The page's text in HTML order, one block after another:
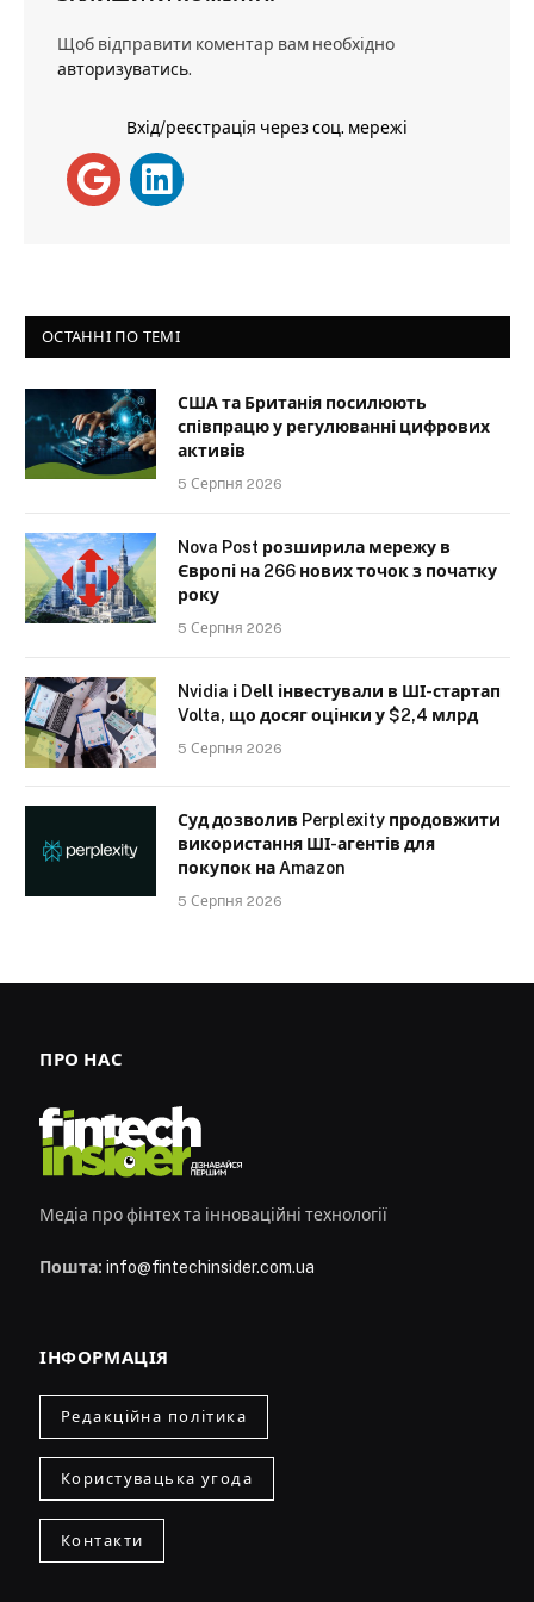
Щоб відправити коментар вам необхідно
авторизуватись.
Вхід/реєстрація через соц. мережі
ОСТАННІ ПО ТЕМІ
США та Британія посилюють
співпрацю у регулюванні цифрових
активів
5 Серпня 2026
Nova Post розширила мережу в
Європі на 266 нових точок з початку
року
5 Серпня 2026
Nvidia і Dell інвестували в ШІ-стартап
Volta, що досяг оцінки у $2,4 млрд
5 Серпня 2026
Суд дозволив Perplexity продовжити
використання ШІ-агентів для
покупок на Amazon
5 Серпня 2026
ПРО НАС
Медіа про фінтех та інноваційні технології
Пошта: info@fintechinsider.com.ua
ІНФОРМАЦІЯ
Редакційна політика
Користувацька угода
Контакти